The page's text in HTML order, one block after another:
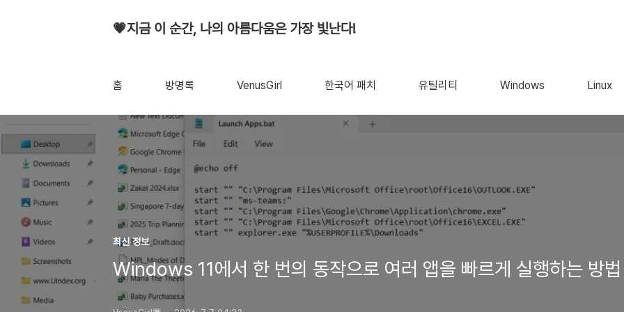
💗지금 이 순간, 나의 아름다움은 가장 빛난다!
홈 방명록 VenusGirl 한국어 패치 유틸리티 Windows Linux
최신 정보
Windows 11에서 한 번의 동작으로 여러 앱을 빠르게 실행하는 방법